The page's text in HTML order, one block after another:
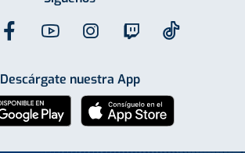
Descárgate nuestra App